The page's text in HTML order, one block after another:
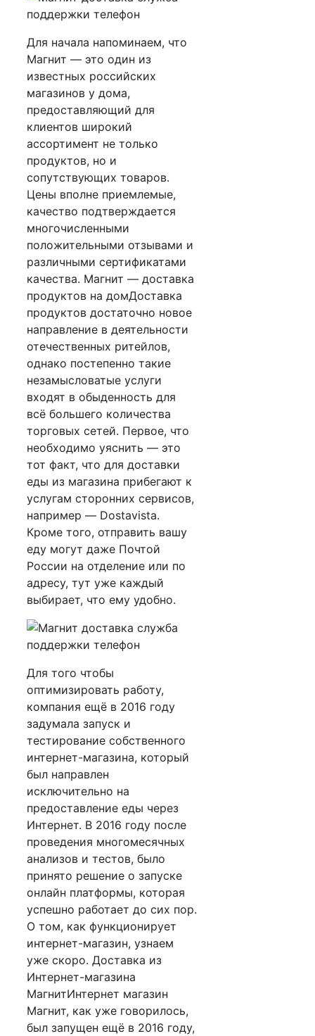
Для начала напоминаем, что
Магнит — это один из
известных российских
магазинов у дома,
предоставляющий для
клиентов широкий
ассортимент не только
продуктов, но и
сопутствующих товаров.
Цены вполне приемлемые,
качество подтверждается
многочисленными
положительными отзывами и
различными сертификатами
качества. Магнит — доставка
продуктов на домДоставка
продуктов достаточно новое
направление в деятельности
отечественных ритейлов,
однако постепенно такие
незамысловатые услуги
входят в обыденность для
всё большего количества
торговых сетей. Первое, что
необходимо уяснить — это
тот факт, что для доставки
еды из магазина прибегают к
услугам сторонних сервисов,
например — Dostavista.
Кроме того, отправить вашу
еду могут даже Почтой
России на отделение или по
адресу, тут уже каждый
выбирает, что ему удобно.
Для того чтобы
оптимизировать работу,
компания ещё в 2016 году
задумала запуск и
тестирование собственного
интернет-магазина, который
был направлен
исключительно на
предоставление еды через
Интернет. В 2016 году после
проведения многомесячных
анализов и тестов, было
принято решение о запуске
онлайн платформы, которая
успешно работает до сих пор.
О том, как функционирует
интернет-магазин, узнаем
уже скоро. Доставка из
Интернет-магазина
МагнитИнтернет магазин
Магнит, как уже говорилось,
был запущен ещё в 2016 году,